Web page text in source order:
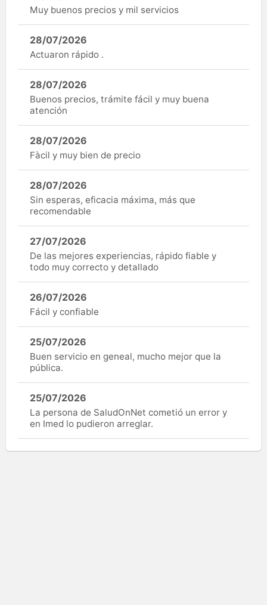
Muy buenos precios y mil servicios
28/07/2026
Actuaron rápido .
28/07/2026
Buenos precios, trámite fácil y muy buena
atención
28/07/2026
Fàcil y muy bien de precio
28/07/2026
Sin esperas, eficacia máxima, más que
recomendable
27/07/2026
De las mejores experiencias, rápido fiable y
todo muy correcto y detallado
26/07/2026
Fácil y confiable
25/07/2026
Buen servicio en geneal, mucho mejor que la
pública.
25/07/2026
La persona de SaludOnNet cometió un error y
en Imed lo pudieron arreglar.